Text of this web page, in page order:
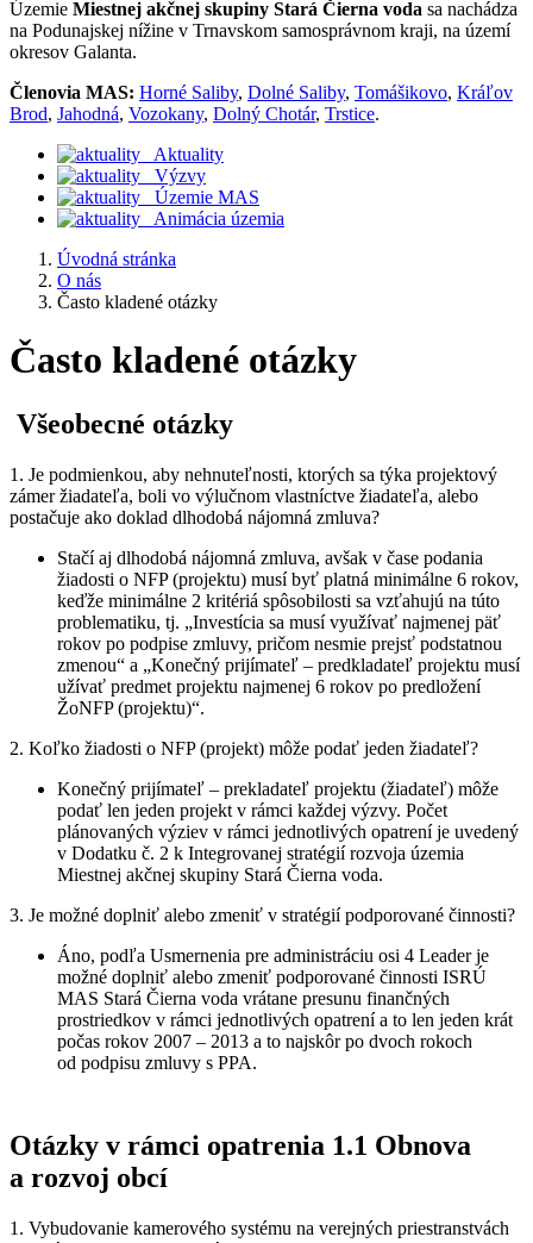
Územie Miestnej akčnej skupiny Stará Čierna voda sa nachádza
na Podunajskej nížine v Trnavskom samosprávnom kraji, na území
okresov Galanta.
Členovia MAS: Horné Saliby, Dolné Saliby, Tomášikovo, Kráľov
Brod, Jahodná, Vozokany, Dolný Chotár, Trstice.
Aktuality
Výzvy
Územie MAS
Animácia územia
Úvodná stránka
O nás
Často kladené otázky
Často kladené otázky
Všeobecné otázky
1. Je podmienkou, aby nehnuteľnosti, ktorých sa týka projektový
zámer žiadateľa, boli vo výlučnom vlastníctve žiadateľa, alebo
postačuje ako doklad dlhodobá nájomná zmluva?
Stačí aj dlhodobá nájomná zmluva, avšak v čase podania
žiadosti o NFP (projektu) musí byť platná minimálne 6 rokov,
keďže minimálne 2 kritériá spôsobilosti sa vzťahujú na túto
problematiku, tj. „Investícia sa musí využívať najmenej päť
rokov po podpise zmluvy, pričom nesmie prejsť podstatnou
zmenou“ a „Konečný prijímateľ – predkladateľ projektu musí
užívať predmet projektu najmenej 6 rokov po predložení
ŽoNFP (projektu)“.
2. Koľko žiadosti o NFP (projekt) môže podať jeden žiadateľ?
Konečný prijímateľ – prekladateľ projektu (žiadateľ) môže
podať len jeden projekt v rámci každej výzvy. Počet
plánovaných výziev v rámci jednotlivých opatrení je uvedený
v Dodatku č. 2 k Integrovanej stratégií rozvoja územia
Miestnej akčnej skupiny Stará Čierna voda.
3. Je možné doplniť alebo zmeniť v stratégií podporované činnosti?
Áno, podľa Usmernenia pre administráciu osi 4 Leader je
možné doplniť alebo zmeniť podporované činnosti ISRÚ
MAS Stará Čierna voda vrátane presunu finančných
prostriedkov v rámci jednotlivých opatrení a to len jeden krát
počas rokov 2007 – 2013 a to najskôr po dvoch rokoch
od podpisu zmluvy s PPA.
Otázky v rámci opatrenia 1.1 Obnova
a rozvoj obcí
1. Vybudovanie kamerového systému na verejných priestranstvách